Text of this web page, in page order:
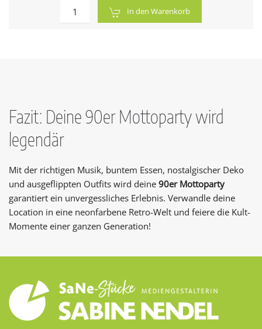
In den Warenkorb
Fazit: Deine 90er Mottoparty wird
legendär
Mit der richtigen Musik, buntem Essen, nostalgischer Deko
und ausgeflippten Outfits wird deine 90er Mottoparty
garantiert ein unvergessliches Erlebnis. Verwandle deine
Location in eine neonfarbene Retro-Welt und feiere die Kult-
Momente einer ganzen Generation!